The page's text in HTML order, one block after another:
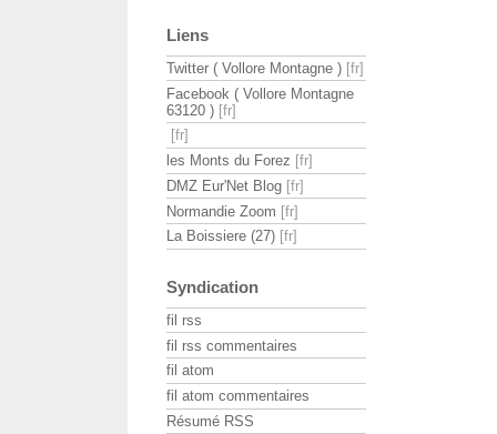
Liens
Twitter ( Vollore Montagne )
Facebook ( Vollore Montagne
63120 )
les Monts du Forez
DMZ Eur'Net Blog
Normandie Zoom
La Boissiere (27)
Syndication
fil rss
fil rss commentaires
fil atom
fil atom commentaires
Résumé RSS